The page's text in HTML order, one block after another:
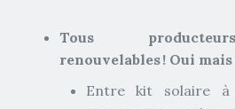
Tous
renouvelables ! Oui
Entre kit solaire à